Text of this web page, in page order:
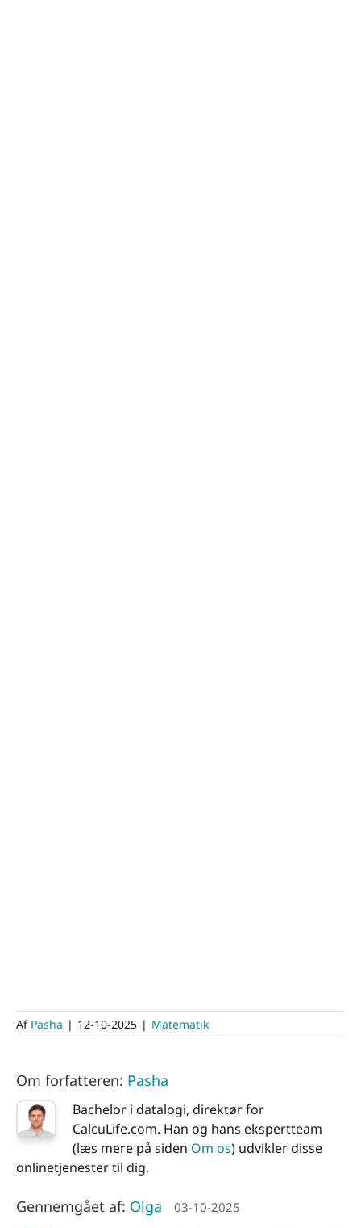
Af Pasha | 12-10-2025 | Matematik
Om forfatteren: Pasha
Bachelor i datalogi, direktør for
CalcuLife.com. Han og hans ekspertteam
(læs mere på siden Om os) udvikler disse
onlinetjenester til dig.
Gennemgået af: Olga 03-10-2025